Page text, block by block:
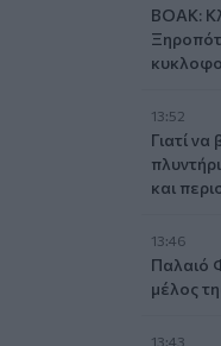
ΒΟΑΚ:
13:52
Γιατί
και
13:46
Παλαιό
μέλος
13:43